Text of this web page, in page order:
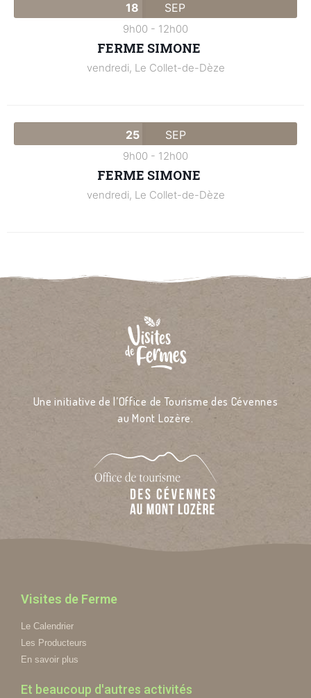
18 SEP
9h00 - 12h00
FERME SIMONE
vendredi, Le Collet-de-Dèze
25 SEP
9h00 - 12h00
FERME SIMONE
vendredi, Le Collet-de-Dèze
Une initiative de l’Office de Tourisme des Cévennes
au Mont Lozère.
Visites de Ferme
Le Calendrier
Les Producteurs
En savoir plus
Et beaucoup d'autres activités